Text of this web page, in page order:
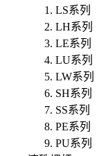
LS系列
LH系列
LE系列
LU系列
LW系列
SH系列
SS系列
PE系列
PU系列